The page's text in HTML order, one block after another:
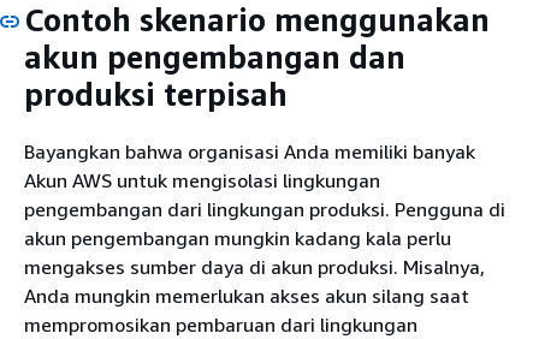
Contoh skenario menggunakan
akun pengembangan dan
produksi terpisah
Bayangkan bahwa organisasi Anda memiliki banyak
Akun AWS untuk mengisolasi lingkungan
pengembangan dari lingkungan produksi. Pengguna di
akun pengembangan mungkin kadang kala perlu
mengakses sumber daya di akun produksi. Misalnya,
Anda mungkin memerlukan akses akun silang saat
mempromosikan pembaruan dari lingkungan